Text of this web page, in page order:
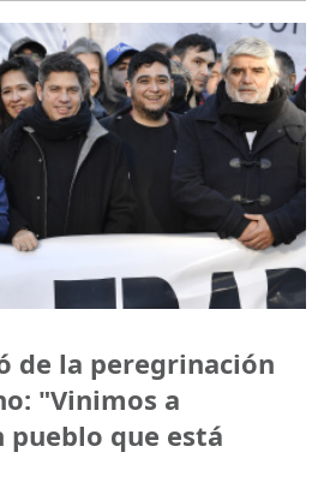
de la peregrinación
"Vinimos a
pueblo que está